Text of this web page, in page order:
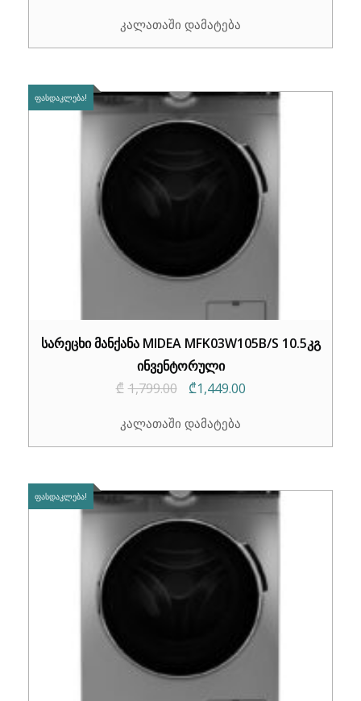
was:
is:
კალათაში დამატება
ᲤᲐᲡᲓᲐᲙᲚᲔᲑᲐ!
სარეცხი მანქანა MIDEA MFK03W105B/S 10.5კგ
ინვენტორული
₾ 1,799.00
Original
was:
₾1,449.00Current
კალათაში დამატება
ᲤᲐᲡᲓᲐᲙᲚᲔᲑᲐ!